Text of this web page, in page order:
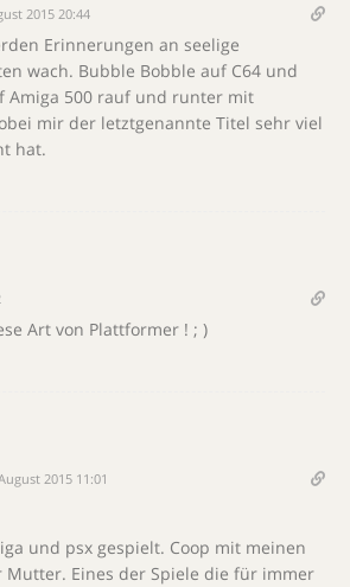
2015 20:44
Erinnerungen an seelige
wach. Bubble Bobble auf C64 und
Amiga 500 rauf und runter mit
mir der letztgenannte Titel sehr viel
hat.
Art von Plattformer ! ; )
2015 11:01
und psx gespielt. Coop mit meinen
Mutter. Eines der Spiele die für immer